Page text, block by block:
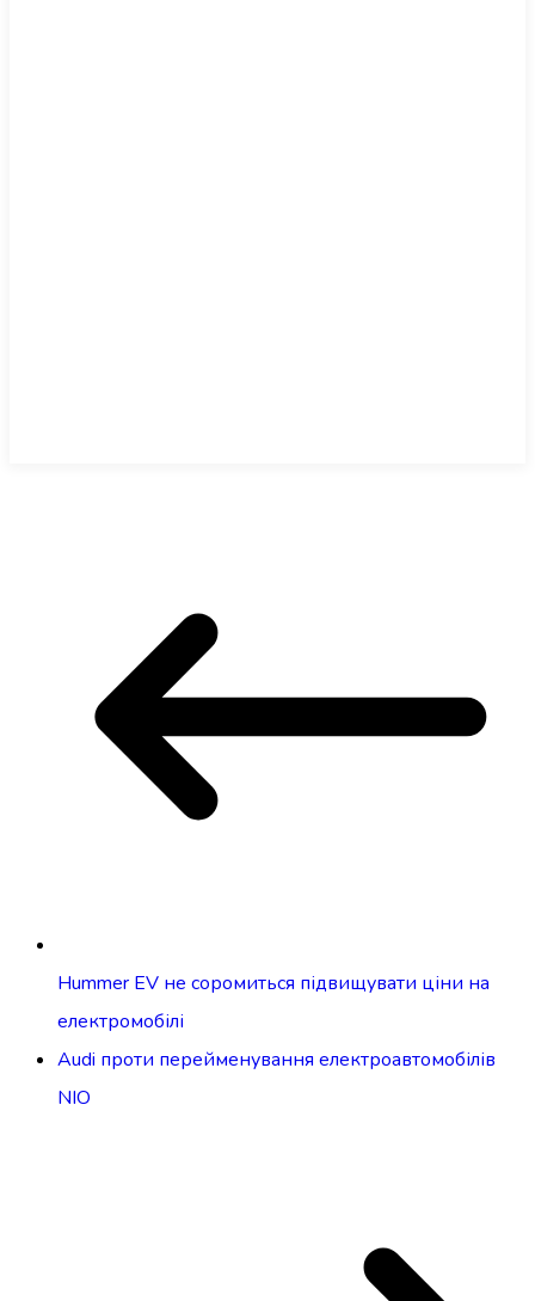
Hummer EV не соромиться підвищувати ціни на
електромобілі
Audi проти перейменування електроавтомобілів
NIO